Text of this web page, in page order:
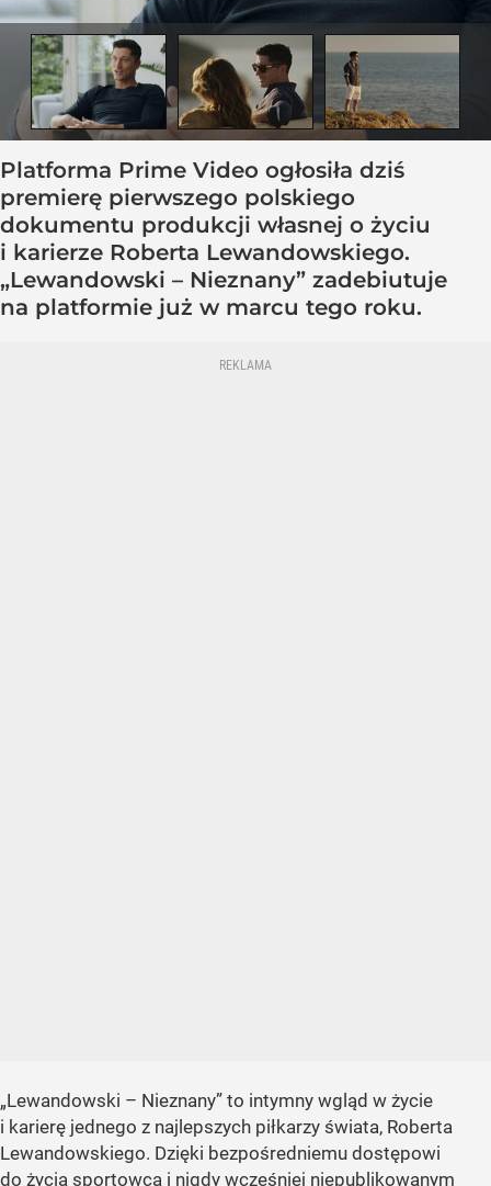
Platforma Prime Video ogłosiła dziś
premierę pierwszego polskiego
dokumentu produkcji własnej o życiu
i karierze Roberta Lewandowskiego.
„Lewandowski – Nieznany” zadebiutuje
na platformie już w marcu tego roku.
„Lewandowski – Nieznany” to intymny wgląd w życie
i karierę jednego z najlepszych piłkarzy świata, Roberta
Lewandowskiego. Dzięki bezpośredniemu dostępowi
do życia sportowca i nigdy wcześniej niepublikowanym